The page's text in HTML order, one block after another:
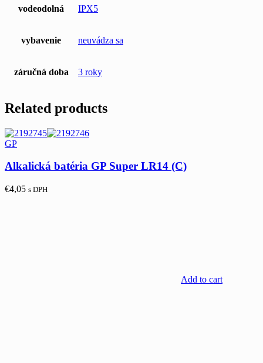
vodeodolná IPX5
vybavenie neuvádza sa
záručná doba 3 roky
Related products
GP
Alkalická batéria GP Super LR14 (C)
€4,05 s DPH
Add to cart